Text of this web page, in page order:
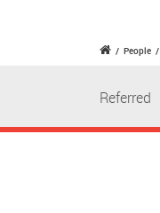
/ People /
Referred